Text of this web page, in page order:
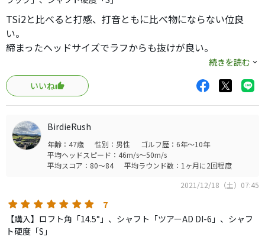
TSi2と比べると打感、打音ともに比べ物にならない位良
い。
締まったヘッドサイズでラフからも抜けが良い。
だが、全番手フェースが被っているので持ち球がドローの
私には気持良く打てなかった。
アイアン的な打ち込んでいくスイングの方が相性が良さそ
うなのでフェーダーには良いかもしれない。
結局はフェースが開いてるTSi2に買い換えました。
続きを読む
いいね
BirdieRush
年齢：47歳 性別：男性
ゴルフ歴：6年～10年
平均ヘッドスピード：46m/s～50m/s
平均スコア：80～84
平均ラウンド数：1ヶ月に2回程度
2021/12/18（土）07:45
7
【購入】ロフト角「14.5°」、シャフト「ツアーAD DI-6」、シャフ
ト硬度「S」